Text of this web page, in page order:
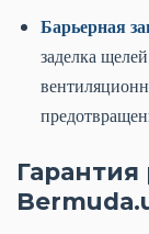
Барьерная
заделка
Гарантия